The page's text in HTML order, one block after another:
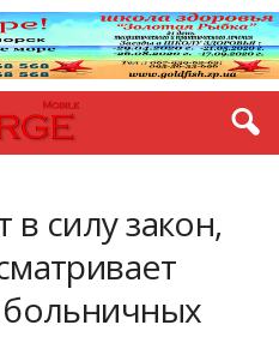
в силу закон,